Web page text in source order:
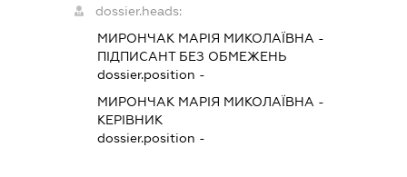
dossier.heads:
МИРОНЧАК МАРІЯ МИКОЛАЇВНА -
ПІДПИСАНТБЕЗ ОБМЕЖЕНЬ
dossier.position -
МИРОНЧАК МАРІЯ МИКОЛАЇВНА -
КЕРІВНИК
dossier.position -